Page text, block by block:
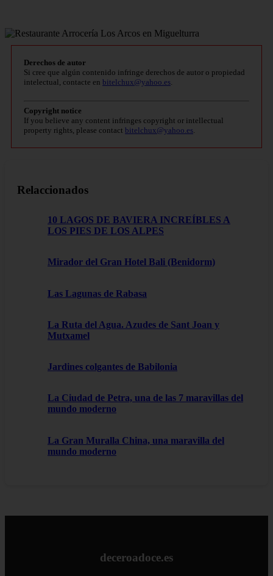
Derechos de autor
Si cree que algún contenido infringe derechos de autor o propiedad
intelectual, contacte en bitelchux@yahoo.es
Copyright notice
If you believe any content infringes copyright or intellectual
property rights, please contact bitelchux@yahoo.es
Relaccionados
10 LAGOS DE BAVIERA INCREÍBLES A
LOS PIES DE LOS ALPES
Mirador del Gran Hotel Bali (Benidorm)
Las Lagunas de Rabasa
La Ruta del Agua. Azudes de Sant Joan y
Mutxamel
Jardines colgantes de Babilonia
La Ciudad de Petra, una de las 7 maravillas del
mundo moderno
La Gran Muralla China, una maravilla del
mundo moderno
deceroadoce.es